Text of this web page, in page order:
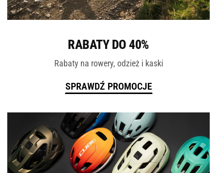
RABATY DO 40%
Rabaty na rowery, odzież i kaski
SPRAWDŹ PROMOCJE